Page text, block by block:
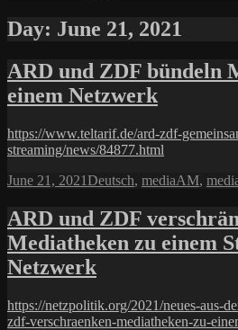
Day: June 21, 2021
ARD und ZDF bündeln
einem Netzwerk
https://www.teltarif.de/ard-zdf-
streaming/news/84877.html
Posted
June 21, 2021Categories
Deutsch, mediaTags
AM,
ARD und ZDF
Mediatheken zu einem
Netzwerk
https://netzpolitik.org/2021/neues-aus-
zdf-verschraenken-mediatheken-zu-